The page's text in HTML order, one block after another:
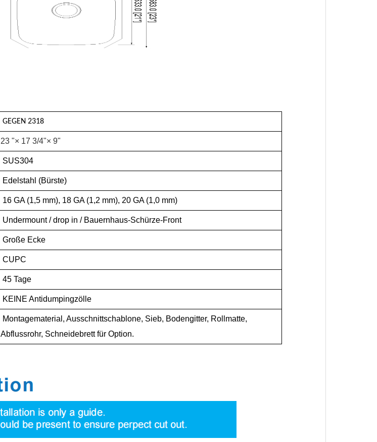
GEGEN 2318
23 "× 17 3/4"× 9"
SUS304
Edelstahl (Bürste)
16 GA (1,5 mm), 18 GA (1,2 mm), 20 GA (1,0 mm)
Undermount / drop in / Bauernhaus-Schürze-Front
Große Ecke
CUPC
45 Tage
KEINE Antidumpingzölle
Montagematerial, Ausschnittschablone, Sieb, Bodengitter, Rollmatte,
Abflussrohr, Schneidebrett für Option.